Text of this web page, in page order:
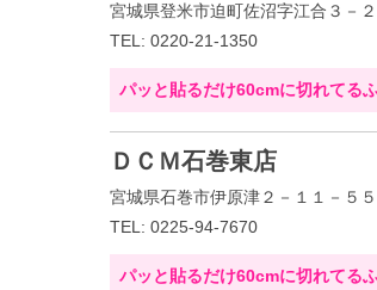
宮城県登米市迫町佐沼字江合３－
TEL: 0220-21-1350
パッと貼るだけ60cmに切れてる
ＤＣＭ石巻東店
宮城県石巻市伊原津２－１１－５５
TEL: 0225-94-7670
パッと貼るだけ60cmに切れてる